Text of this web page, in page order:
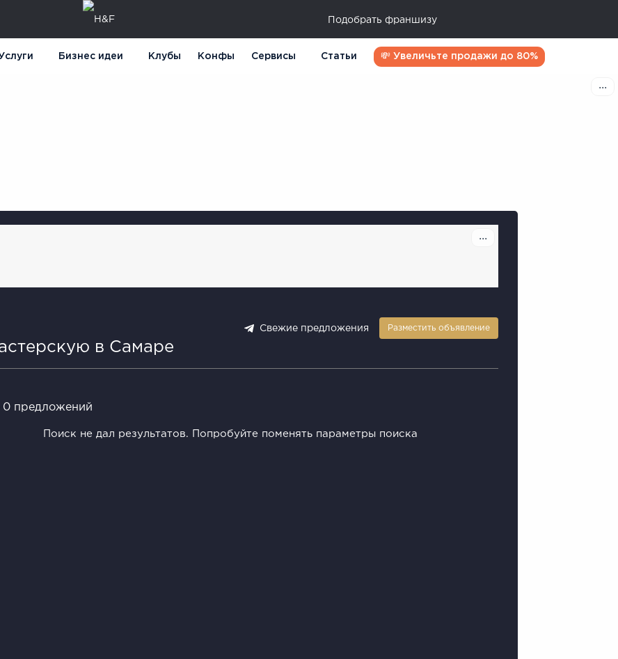
Подобрать франшизу
Бизнес идеи Клубы Конфы Сервисы Статьи 💸 Увеличьте продажи до 80%
в Самаре
Свежие предложения Разместить объявление
0 предложений
Поиск не дал результатов. Попробуйте поменять параметры поиска